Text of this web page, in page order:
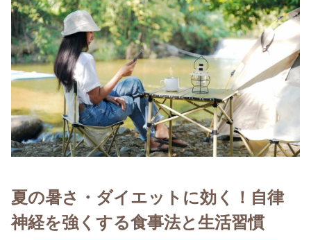
夏の暑さ・ダイエットに効く！自律
神経を強くする食事法と生活習慣